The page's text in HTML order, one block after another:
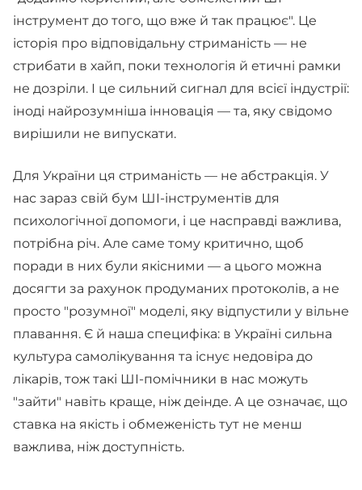
інструмент до того, що вже й так працює". Це
історія про відповідальну стриманість — не
стрибати в хайп, поки технологія й етичні рамки
не дозріли. І це сильний сигнал для всієї індустрії:
іноді найрозумніша інновація — та, яку свідомо
вирішили не випускати.
Для України ця стриманість — не абстракція. У
нас зараз свій бум ШІ-інструментів для
психологічної допомоги, і це насправді важлива,
потрібна річ. Але саме тому критично, щоб
поради в них були якісними — а цього можна
досягти за рахунок продуманих протоколів, а не
просто "розумної" моделі, яку відпустили у вільне
плавання. Є й наша специфіка: в Україні сильна
культура самолікування та існує недовіра до
лікарів, тож такі ШІ-помічники в нас можуть
"зайти" навіть краще, ніж деінде. А це означає, що
ставка на якість і обмеженість тут не менш
важлива, ніж доступність.